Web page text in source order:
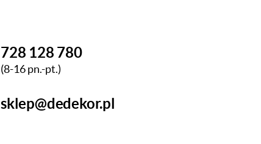
728 128 780
(8-16 pn.-pt.)
sklep@dedekor.pl